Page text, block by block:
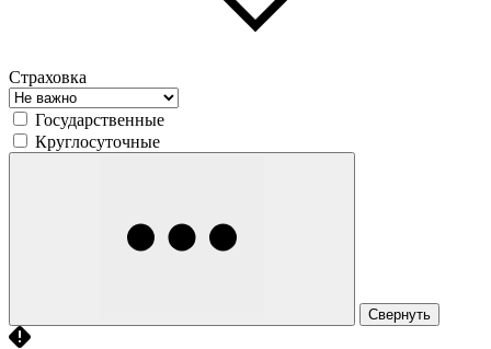
Страховка
Государственные
Круглосуточные
Свернуть